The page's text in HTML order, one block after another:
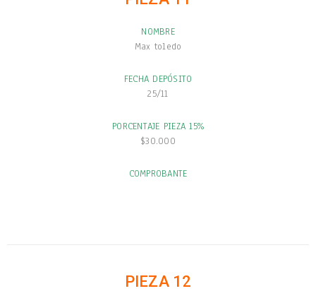
NOMBRE
Max toledo
FECHA DEPÓSITO
25/11
PORCENTAJE PIEZA 15%
$30.000
COMPROBANTE
PIEZA 12